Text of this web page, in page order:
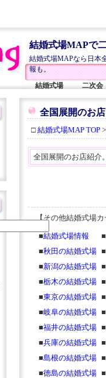
結婚式場MAPで
結婚式場MAPなら日本
報も。
結婚式場
二次会
全国展開のお店
□ 結婚式場MAP TOP
全国展開のお店紹介
【その他結婚式場
■結婚式場情報
■
■秋田の結婚式場 ■
■新潟の結婚式場 ■
■栃木の結婚式場 ■
■東京の結婚式場 ■
■岐阜の結婚式場 ■
■福井の結婚式場 ■
■兵庫の結婚式場 ■
■島根の結婚式場 ■
■徳島の結婚式場 ■